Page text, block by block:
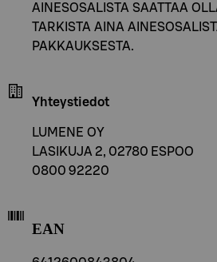
AINESOSALISTA SAATTAA
TARKISTA AINA
PAKKAUKSESTA.
Yhteystiedot
LUMENE OY
LASIKUJA 2, 02780 ESPOO
0800 92220
EAN